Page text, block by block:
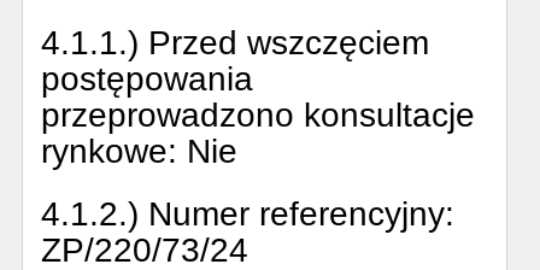
4.1.1.) Przed wszczęciem
postępowania
przeprowadzono konsultacje
rynkowe: Nie
4.1.2.) Numer referencyjny:
ZP/220/73/24